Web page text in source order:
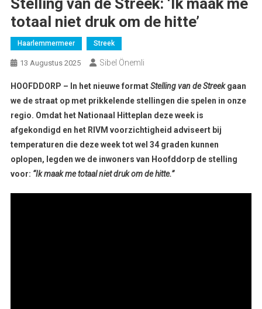
totaal niet druk om de hitte’
Haarlemmermeer Streek
13 Augustus 2025 Sibel Önemli
HOOFDDORP – In het nieuwe formatStelling van de Streekgaan
we de straat op met prikkelende stellingen die spelen in onze
regio. Omdat het Nationaal Hitteplan deze week is
afgekondigd en het RIVM voorzichtigheid adviseert bij
temperaturen die deze week tot wel 34 graden kunnen
oplopen, legden we de inwoners van Hoofddorp de stelling
voor: “Ik maak me totaal niet druk om de hitte.”